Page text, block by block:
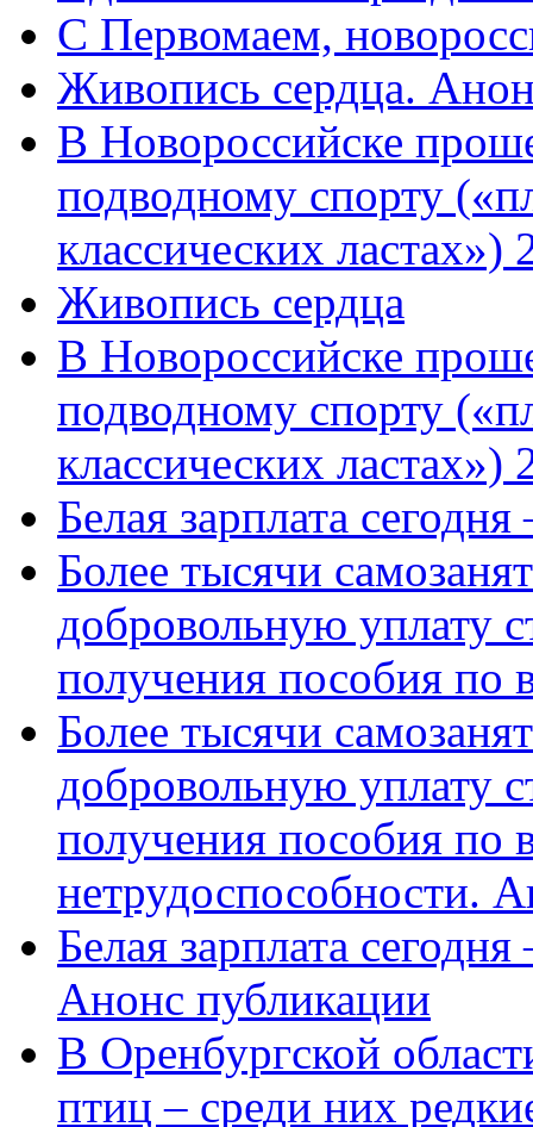
C Первомаем,
Живопись сердца.
В Новороссийске
подводному спорту
классических
Живопись сердца
В Новороссийске
подводному спорту
классических ластах»)
Белая зарплата
Более тысячи
добровольную уплату
получения пособия по
Более тысячи
добровольную уплату
получения пособия по
нетрудоспособности.
Белая зарплата
Анонс публикации
В Оренбургской
птиц – среди них